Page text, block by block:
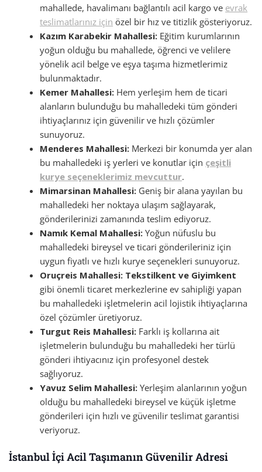
mahallede, havalimanı bağlantılı acil kargo ve evrak
teslimatlarınız için özel bir hız ve titizlik gösteriyoruz.
Kazım Karabekir Mahallesi: Eğitim kurumlarının
yoğun olduğu bu mahallede, öğrenci ve velilere
yönelik acil belge ve eşya taşıma hizmetlerimiz
bulunmaktadır.
Kemer Mahallesi: Hem yerleşim hem de ticari
alanların bulunduğu bu mahalledeki tüm gönderi
ihtiyaçlarınız için güvenilir ve hızlı çözümler
sunuyoruz.
Menderes Mahallesi: Merkezi bir konumda yer alan
bu mahalledeki iş yerleri ve konutlar için çeşitli
kurye seçeneklerimiz mevcuttur.
Mimarsinan Mahallesi: Geniş bir alana yayılan bu
mahalledeki her noktaya ulaşım sağlayarak,
gönderilerinizi zamanında teslim ediyoruz.
Namık Kemal Mahallesi: Yoğun nüfuslu bu
mahalledeki bireysel ve ticari gönderileriniz için
uygun fiyatlı ve hızlı kurye seçenekleri sunuyoruz.
Oruçreis Mahallesi: Tekstilkent ve Giyimkent
gibi önemli ticaret merkezlerine ev sahipliği yapan
bu mahalledeki işletmelerin acil lojistik ihtiyaçlarına
özel çözümler üretiyoruz.
Turgut Reis Mahallesi: Farklı iş kollarına ait
işletmelerin bulunduğu bu mahalledeki her türlü
gönderi ihtiyacınız için profesyonel destek
sağlıyoruz.
Yavuz Selim Mahallesi: Yerleşim alanlarının yoğun
olduğu bu mahalledeki bireysel ve küçük işletme
gönderileri için hızlı ve güvenilir teslimat garantisi
veriyoruz.
İstanbul İçi Acil Taşımanın Güvenilir Adresi